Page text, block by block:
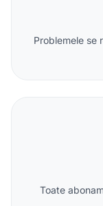
Problemele se
Toate